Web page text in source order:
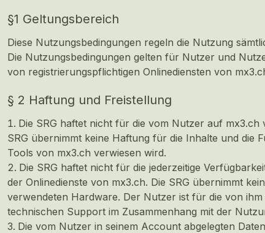
§1 Geltungsbereich
Diese Nutzungsbedingungen regeln die Nutzung
Die Nutzungsbedingungen gelten für Nutzer und
von registrierungspflichtigen Onlinediensten von
§ 2 Haftung und Freistellung
Die SRG haftet nicht für die vom Nutzer auf
SRG übernimmt keine Haftung für die Inhalte und die
Tools von mx3.ch verwiesen wird.
Die SRG haftet nicht für die jederzeitige
der Onlinedienste von mx3.ch. Die SRG übernimmt
verwendeten Hardware. Der Nutzer ist für die von
technischen Support im Zusammenhang mit der
Die vom Nutzer in seinem Account abgelegten